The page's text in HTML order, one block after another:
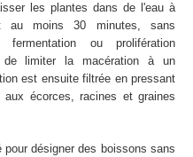
les plantes dans de l'eau à
au moins 30 minutes, sans
ou prolifération
de limiter la macération à un
est ensuite filtrée en pressant
écorces, racines et graines
désigner des boissons sans